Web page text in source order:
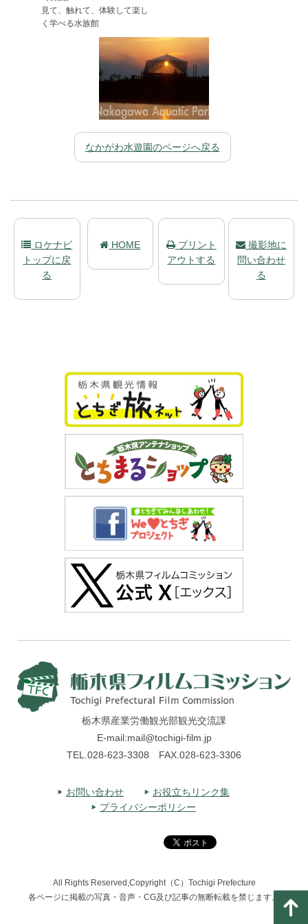
見て、触れて、体験して楽し
く学べる水族館
なかがわ水遊園のページへ戻る
撮影地に
問い合わせ
る
プリント
アウトする
ロケナビ
トップに戻
る
HOME
栃木県産業労働観光部観光交流課
E-mail:mail@tochigi-film.jp
TEL.028-623-3308 FAX.028-623-3306
お問い合わせ
お役立ちリンク集
プライバシーポリシー
All Rights Reserved,Copyright（C）Tochigi Prefecture
各ページに掲載の写真・音声・CG及び記事の無断転載を禁じます。